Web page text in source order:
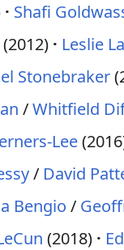
Shafi
(2012) Leslie
Stonebraker
/Whitfield
Lee
/ David
Bengio /
(2018)